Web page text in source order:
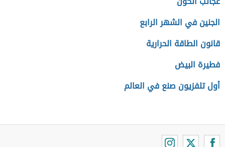
الجنين في الشهر الرابع
قانون الطاقة الحرارية
فطيرة البيض
أول تلفزيون صنع في العالم